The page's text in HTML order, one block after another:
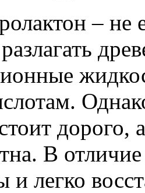
– не
дорого,
В
и легко